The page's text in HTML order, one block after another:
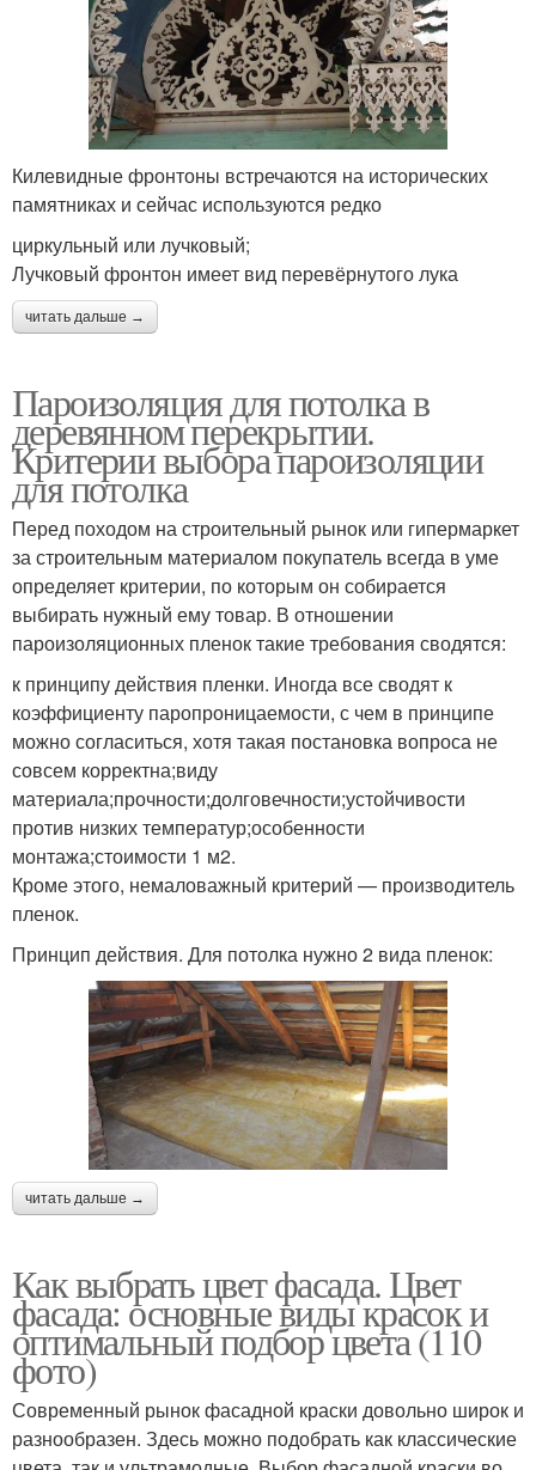
Килевидные фронтоны встречаются на исторических
памятниках и сейчас используются редко
циркульный или лучковый;
Лучковый фронтон имеет вид перевёрнутого лука
читать дальше →
Пароизоляция для потолка в
деревянном перекрытии.
Критерии выбора пароизоляции
для потолка
Перед походом на строительный рынок или гипермаркет
за строительным материалом покупатель всегда в уме
определяет критерии, по которым он собирается
выбирать нужный ему товар. В отношении
пароизоляционных пленок такие требования сводятся:
к принципу действия пленки. Иногда все сводят к
коэффициенту паропроницаемости, с чем в принципе
можно согласиться, хотя такая постановка вопроса не
совсем корректна;виду
материала;прочности;долговечности;устойчивости
против низких температур;особенности
монтажа;стоимости 1 м2.
Кроме этого, немаловажный критерий — производитель
пленок.
Принцип действия. Для потолка нужно 2 вида пленок:
читать дальше →
Как выбрать цвет фасада. Цвет
фасада: основные виды красок и
оптимальный подбор цвета (110
фото)
Современный рынок фасадной краски довольно широк и
разнообразен. Здесь можно подобрать как классические